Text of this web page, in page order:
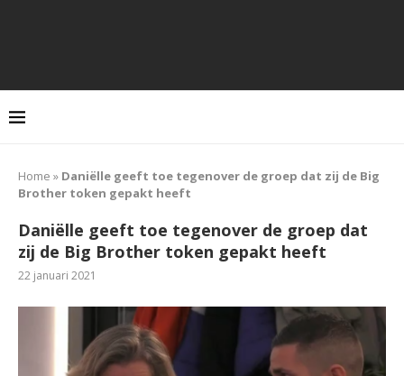
Home » Daniëlle geeft toe tegenover de groep dat zij de Big
Brother token gepakt heeft
Daniëlle geeft toe tegenover de groep dat
zij de Big Brother token gepakt heeft
22 januari 2021